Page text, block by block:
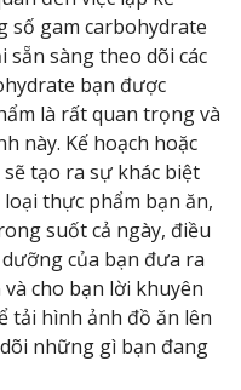
số gam carbohydrate
sẵn sàng theo dõi các
bạn được
là rất quan trọng và
này. Kế hoạch hoặc
tạo ra sự khác biệt
thực phẩm bạn ăn,
suốt cả ngày, điều
của bạn đưa ra
cho bạn lời khuyên
tải hình ảnh đồ ăn lên
những gì bạn đang